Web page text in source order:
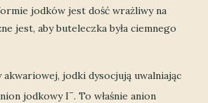
jodków jest dość wrażliwy na
jest, aby buteleczka była ciemnego
akwariowej, jodki dysocjują uwalniając
jodkowy I–. To właśnie anion